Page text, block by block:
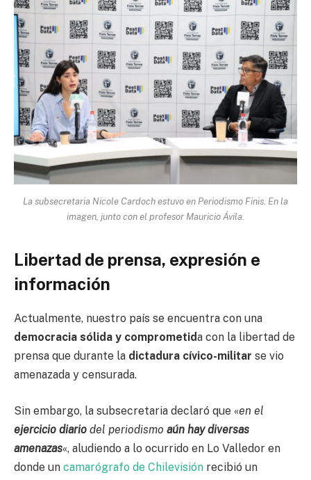
La subsecretaria Nicole Cardoch estuvo en Periodismo Finis. En la
imagen, junto con el profesor Mauricio Ávila.
Libertad de prensa, expresión e
información
Actualmente, nuestro país se encuentra con una
democracia sólida y comprometida con la libertad de
prensa que durante la dictadura cívico-militar se vio
amenazada y censurada.
Sin embargo, la subsecretaria declaró que «en el
ejercicio diario del periodismo aún hay diversas
amenazas«, aludiendo a lo ocurrido en Lo Valledor en
donde un camarógrafo de Chilevisión recibió un